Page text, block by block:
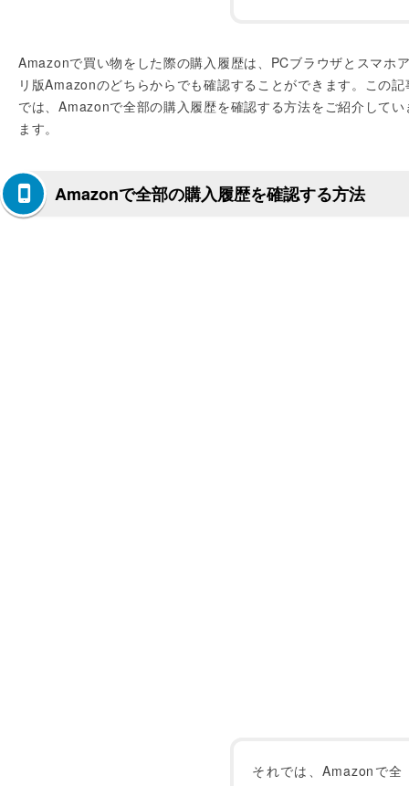
Amazonで買い物をした際の購入履歴は、PCブラウザとスマホ
リ版Amazonのどちらからでも確認することができます。この記
では、Amazonで全部の購入履歴を確認する方法をご紹介してい
ます。
Amazonで全部の購入履歴を確認する方法
それでは、Amazonで全